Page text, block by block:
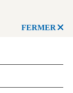
FERMER